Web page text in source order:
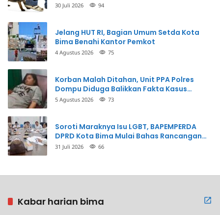
30 Juli 2026 94
Jelang HUT RI, Bagian Umum Setda Kota
Bima Benahi Kantor Pemkot
4 Agustus 2026 75
Korban Malah Ditahan, Unit PPA Polres
Dompu Diduga Balikkan Fakta Kasus
Penganiayaan
5 Agustus 2026 73
Soroti Maraknya Isu LGBT, BAPEMPERDA
DPRD Kota Bima Mulai Bahas Rancangan
Perda Pencegahan
31 Juli 2026 66
Kabar harian bima